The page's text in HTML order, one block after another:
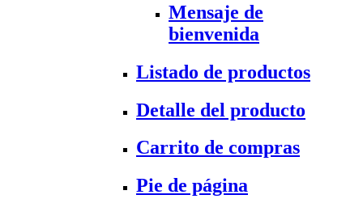
Mensaje de
bienvenida
Listado de productos
Detalle del producto
Carrito de compras
Pie de página